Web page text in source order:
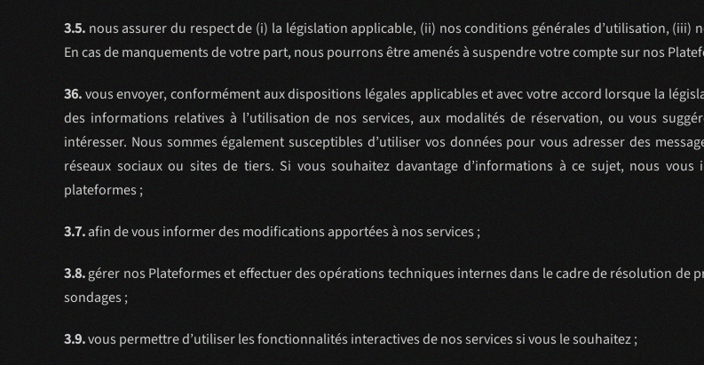
3.5. nous assurer du respect de (i) la législation applicable, (ii) nos conditions générales d’utilisation,
En cas de manquements de votre part, nous pourrons être amenés à suspendre votre compte sur nos
36.vous envoyer, conformément aux dispositions légales applicables et avec votre accord lorsque la
des informations relatives à l’utilisation de nos services, aux modalités de réservation, ou vous
intéresser. Nous sommes également susceptibles d’utiliser vos données pour vous adresser des
réseaux sociaux ou sites de tiers. Si vous souhaitez davantage d’informations à ce sujet, nous
plateformes ;
3.7.afin de vous informer des modifications apportées à nos services ;
3.8.gérer nos Plateformes et effectuer des opérations techniques internes dans le cadre de résolution de
sondages ;
3.9.vous permettre d’utiliser les fonctionnalités interactives de nos services si vous le souhaitez ;